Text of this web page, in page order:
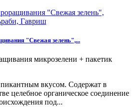
"Свежая зелень",...
микрозелени + пакетик
вкусом. Содержат в
целебное органическое соединение
под...